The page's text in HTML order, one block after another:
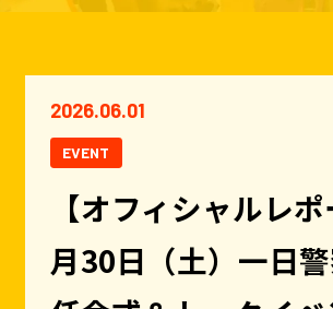
2026.06.01
EVENT
【オフィシャルレ
月30日（土）一日